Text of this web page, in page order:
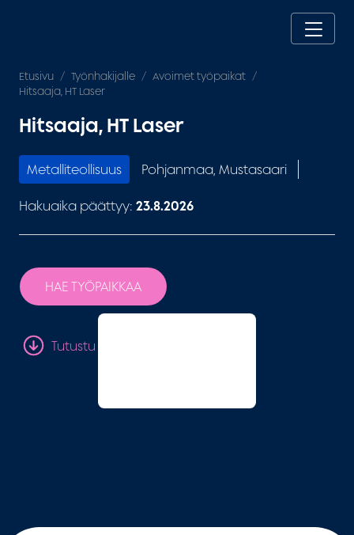
Etusivu Työnhakijalle
Avoimet työpaikat
Hitsaaja, HT Laser
Hitsaaja, HT Laser
Metalliteollisuus Pohjanmaa, Mustasaari
Hakuaika päättyy: 23.8.2026
HAE TYÖPAIKKAA
Tutustu tarkemmin